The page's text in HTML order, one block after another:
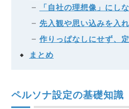
「自社の理想像」にし
先入観や思い込みを入
作りっぱなしにせず、
まとめ
ペルソナ設定の基礎知識